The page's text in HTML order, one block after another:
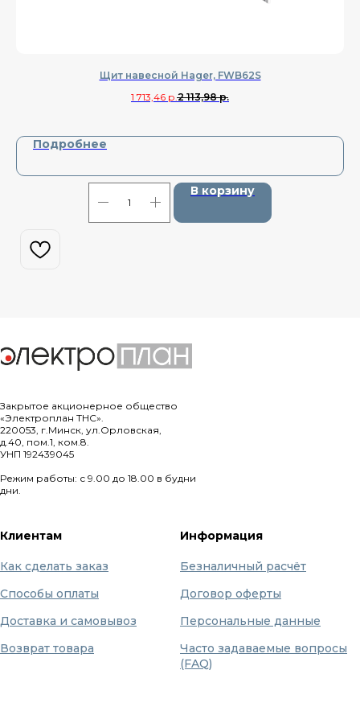
Щит навесной Hager, FWB62S
1 713,46 р.2 113,98 р.
Подробнее
В корзину
Закрытое акционерное общество
«Электроплан ТНС».
220053, г.Минск, ул.Орловская,
д.40, пом.1, ком.8.
УНП 192439045
Режим работы: с 9.00 до 18.00 в будни
дни.
Клиентам
Как сделать заказ
Способы оплаты
Доставка и самовывоз
Возврат товара
Информация
Безналичный расчёт
Договор оферты
Персональные данные
Часто задаваемые вопросы
(FAQ)